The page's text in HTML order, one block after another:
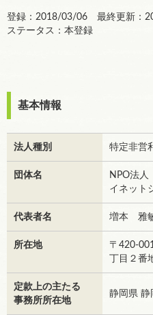
登録：2018/03/06 最終更新：
ステータス：本登録
基本情報
法人種別 特定非営
団体名
NPO法
イネット
代表者名 増本 雅
所在地
〒420-
丁目２番
定款上の主たる
事務所所在地
静岡県 静